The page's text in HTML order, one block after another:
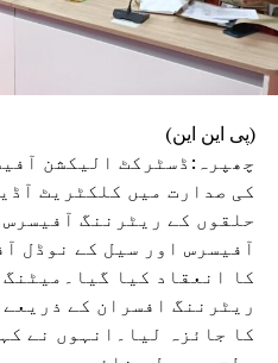
(پی این این)
چھپرہ:ڈسٹرکٹ الیکشن
کی صدارت میں کلکٹریٹ
حلقوں کے ریٹرننگ
آفیسرس اور سیل کے نوڈل
کا انعقاد کیا
ریٹرننگ افسران کے
کا جائزہ لیا۔انہوں نے